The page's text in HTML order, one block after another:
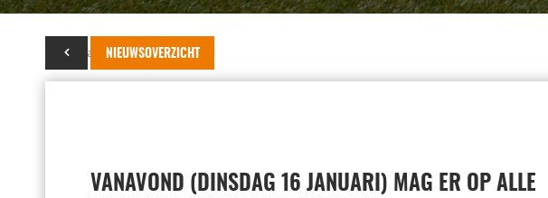
NIEUWSOVERZICHT
16 januari 2024
VANAVOND (DINSDAG 16 JANUARI) MAG ER OP ALLE